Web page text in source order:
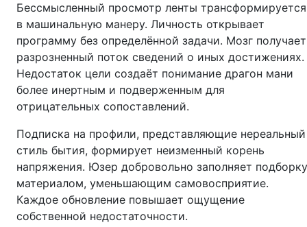
Бессмысленный просмотр ленты трансформируется
в машинальную манеру. Личность открывает
программу без определённой задачи. Мозг получает
разрозненный поток сведений о иных достижениях.
Недостаток цели создаёт понимание драгон мани
более инертным и подверженным для
отрицательных сопоставлений.
Подписка на профили, представляющие нереальный
стиль бытия, формирует неизменный корень
напряжения. Юзер добровольно заполняет подборку
материалом, уменьшающим самовосприятие.
Каждое обновление повышает ощущение
собственной недостаточности.